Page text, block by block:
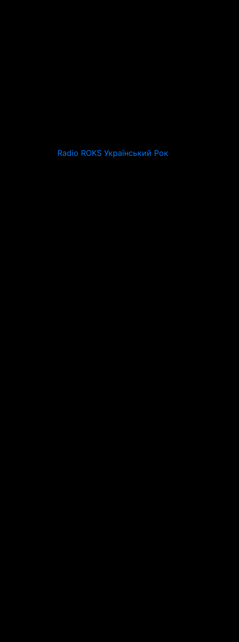
Radio ROKS Український Рок